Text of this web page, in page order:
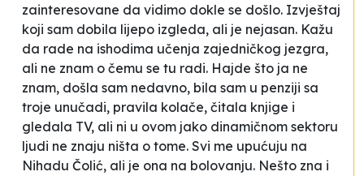
zainteresovane da vidimo dokle se došlo. Izvještaj
koji sam dobila lijepo izgleda, ali je nejasan. Kažu
da rade na ishodima učenja zajedničkog jezgra,
ali ne znam o čemu se tu radi. Hajde što ja ne
znam, došla sam nedavno, bila sam u penziji sa
troje unučadi, pravila kolače, čitala knjige i
gledala TV, ali ni u ovom jako dinamičnom sektoru
ljudi ne znaju ništa o tome. Svi me upućuju na
Nihadu Čolić, ali je ona na bolovanju. Nešto zna i